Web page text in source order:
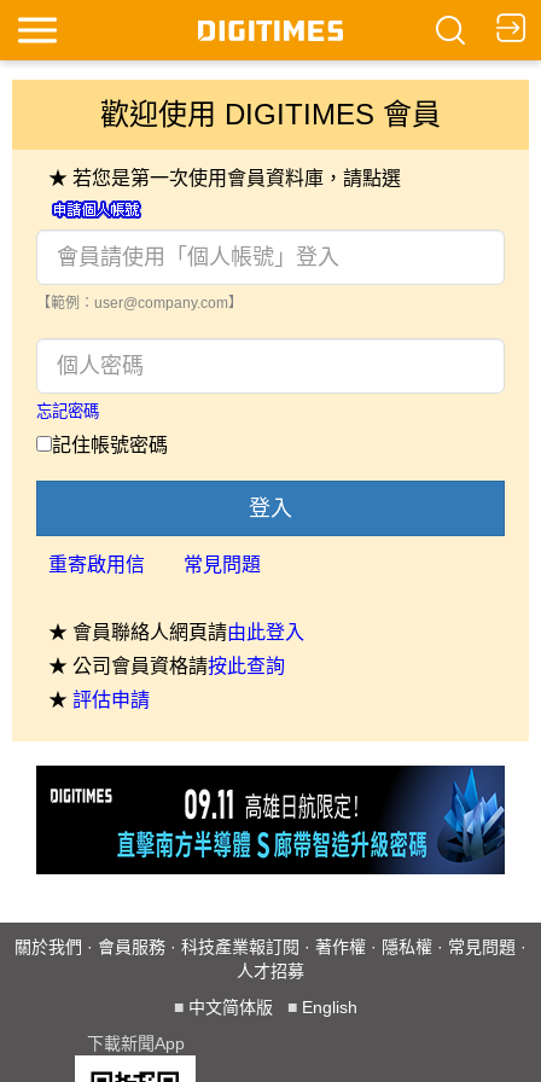
歡迎使用 DIGITIMES 會員
★ 若您是第一次使用會員資料庫，請點選
【範例：user@company.com】
忘記密碼
記住帳號密碼
登入
重寄啟用信 常見問題
★ 會員聯絡人網頁請由此登入
★ 公司會員資格請按此查詢
★ 評估申請
關於我們 · 會員服務 · 科技產業報訂閱 · 著作權 · 隱私權 · 常見問題 ·
人才招募
■ 中文简体版 ■ English
下載新聞App